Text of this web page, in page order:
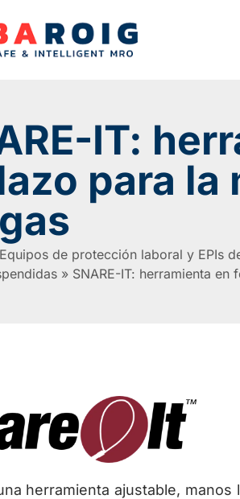
IT:
para
Equipos de protección laboral y EPIs
» SNARE-IT: herramienta
herramienta ajustable,